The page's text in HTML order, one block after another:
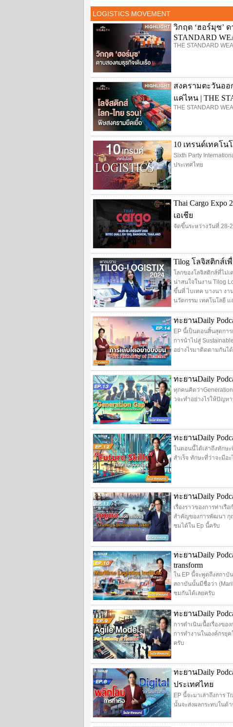
LOGISTICS MOVEMENT
วิกฤต ‘ฮอร์มุซ’
STANDARD
THE STANDARD
สงครามตะวันออ
แค่ไหน | THE
THE STANDARD
10 เทรนด์เทคโนโ
Sixth Party
ประเทศไทย
Thai Cargo
เอเชีย
จัดขึ้นระหว่างวันที่ 28-
Tilog โลจิสติกส์เพื่
โลกของโลจิสติกส์ที่ไม่
น่าสนใจในงาน Tilog
ขึ้นที่ ไบเทค บางนา ง
นวัตกรรม เทคโนโลยี
ทะยานDaily
EP นี้เป็นตอนสิ้นสุดการ
การนำไปสู่
อย่างไรมาติดตามกันไ
ทะยานDaily
ทุกคนคิดว่า
วจะทำอย่างไรให้ปัญห
ทะยานDaily
ในตอนนี้ได้เล่าถึงทักษ
สำเร็จ ทักษะที่ว่าจะมีอ
ทะยานDaily
เรื่องราวของการท่าเรื
สำคัญของการพัฒนา กุญ
ชมได้ใน Ep นี้ครับ
ทะยานDaily
transform
ใน EP นี้จะพูดถึงสถาบั
สถาบันนั้นมีชื่อว่า
ชมกันได้เลยครับ
ทะยานDaily
การดำเนินเนื้อเรื่องขอ
การทำงานในองค์กรยุ
ครับ
ทะยานDaily
ประเทศไทย
EP นี้จะมาเล่าถึงการ
นั้นจะส่งผลกระทบในด้